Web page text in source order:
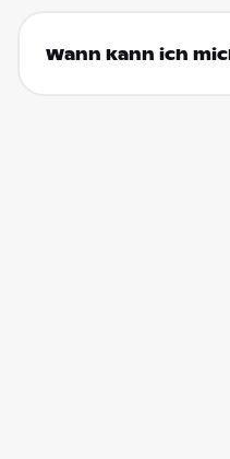
Wann kann ich